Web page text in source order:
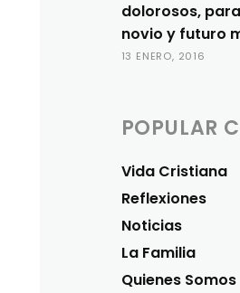
dolorosos,
novio y futuro
13 ENERO, 2016
POPULAR
Vida Cristiana
Reflexiones
Noticias
La Familia
Quienes Somos